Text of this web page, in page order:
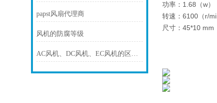
papst风扇代理商
风机的防腐等级
AC风机、DC风机、EC风机的区别及介绍
功率：1.68（w）
转速：6100（r/
尺寸：45*10 mm